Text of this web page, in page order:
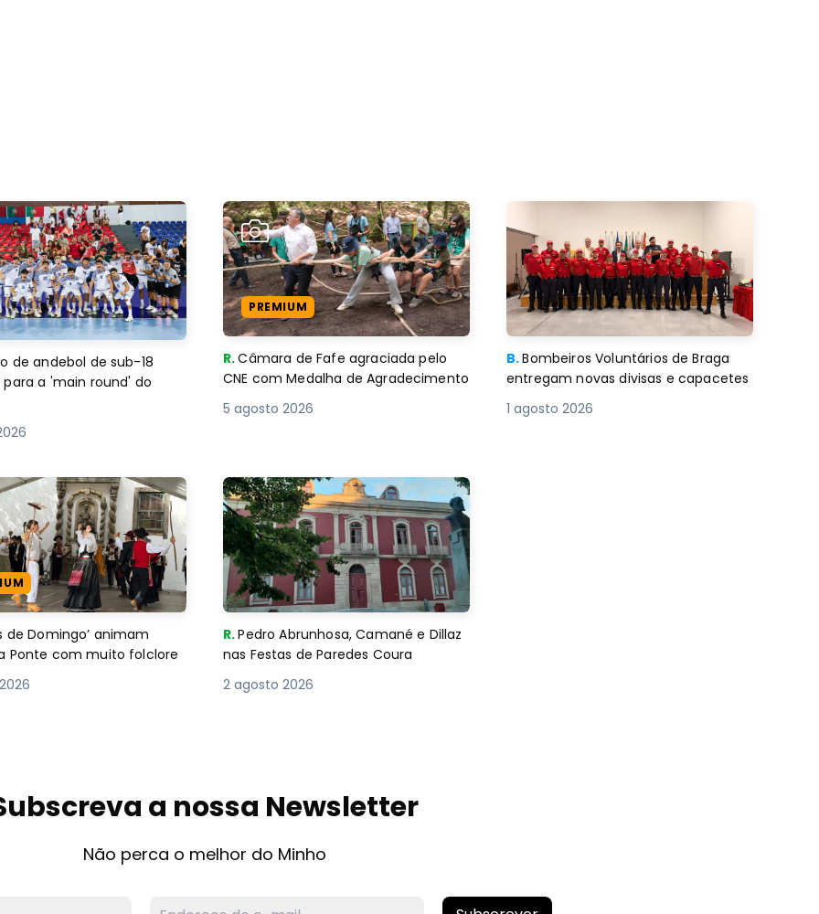
de andebol de sub-18
a 'main round' do
PREMIUM
R.Câmara de Fafe agraciada pelo
CNE com Medalha de Agradecimento
5 agosto 2026
B.Bombeiros Voluntários de Braga
entregam novas divisas e capacetes
1 agosto 2026
de Domingo’ animam
Ponte com muito folclore
R.Pedro Abrunhosa, Camané e Dillaz
nas Festas de Paredes Coura
2 agosto 2026
a nossa Newsletter
Não perca o melhor do Minho